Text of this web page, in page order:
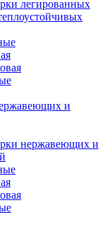
легированных
и
нержавеющих и